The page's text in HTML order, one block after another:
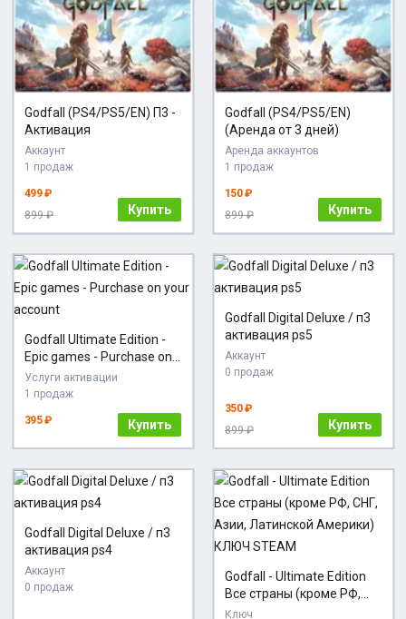
Godfall (PS4/PS5/EN) П3 -
Активация
Аккаунт
1 продаж
499 ₽
899 ₽
Купить
Godfall (PS4/PS5/EN)
(Аренда от 3 дней)
Аренда аккаунтов
1 продаж
150 ₽
899 ₽
Купить
Godfall Ultimate Edition -
Epic games - Purchase on
your account
Услуги активации
1 продаж
395 ₽ Купить
Godfall Digital Deluxe / п3
активация ps5
Аккаунт
0 продаж
350 ₽
899 ₽
Купить
Godfall Digital Deluxe / п3
активация ps4
Аккаунт
0 продаж
Godfall - Ultimate Edition
Все страны (кроме РФ,
СНГ, Азии, Латинской
Ключ